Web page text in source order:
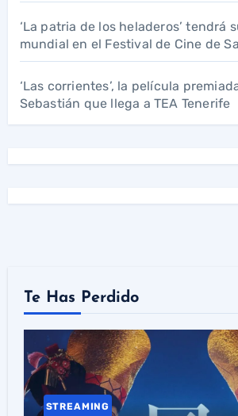
‘La patria de los heladeros’ tendrá
mundial en el Festival de Cine de
‘Las corrientes’, la película
Sebastián que llega a TEA Tenerife
Te Has Perdido
STREAMING